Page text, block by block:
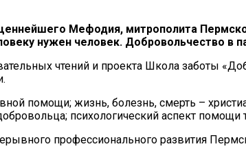
Мефодия, митрополита
нужен человек. Добровольчество в
чтений и проекта Школа заботы
помощи; жизнь, болезнь, смерть –
психологический аспект
профессионального развития